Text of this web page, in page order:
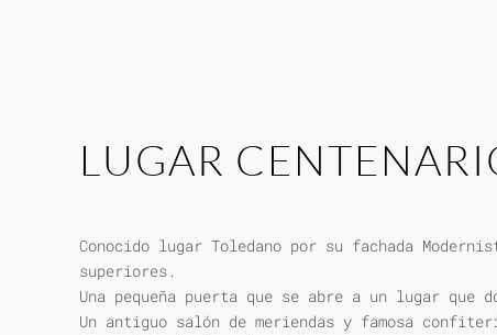
LUGAR
Conocido lugar Toledano por su fachada
superiores.
Una pequeña puerta que se abre a un lugar
Un antiguo salón de meriendas y famosa